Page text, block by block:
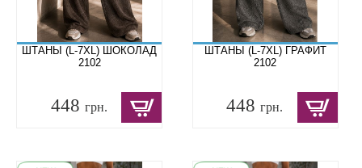
ШТАНЫ (L-7XL) ШОКОЛАД
2102
448 грн.
ШТАНЫ (L-7XL) ГРАФИТ
2102
448грн.